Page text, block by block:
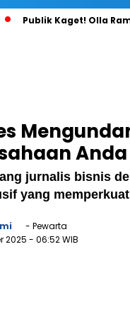
Publik Kaget! Olla Ramlan
Anda
jurnalis bisnis
yang
- Pewarta
2025 - 06:52 WIB